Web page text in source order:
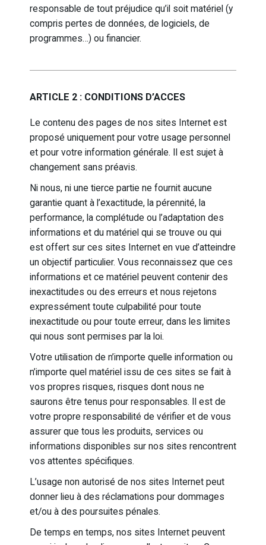
responsable de tout préjudice qu’il soit matériel (y
compris pertes de données, de logiciels, de
programmes…) ou financier.
ARTICLE 2 : CONDITIONS D’ACCES
Le contenu des pages de nos sites Internet est
proposé uniquement pour votre usage personnel
et pour votre information générale. Il est sujet à
changement sans préavis.
Ni nous, ni une tierce partie ne fournit aucune
garantie quant à l’exactitude, la pérennité, la
performance, la complétude ou l’adaptation des
informations et du matériel qui se trouve ou qui
est offert sur ces sites Internet en vue d’atteindre
un objectif particulier. Vous reconnaissez que ces
informations et ce matériel peuvent contenir des
inexactitudes ou des erreurs et nous rejetons
expressément toute culpabilité pour toute
inexactitude ou pour toute erreur, dans les limites
qui nous sont permises par la loi.
Votre utilisation de n’importe quelle information ou
n’importe quel matériel issu de ces sites se fait à
vos propres risques, risques dont nous ne
saurons être tenus pour responsables. Il est de
votre propre responsabilité de vérifier et de vous
assurer que tous les produits, services ou
informations disponibles sur nos sites rencontrent
vos attentes spécifiques.
L’usage non autorisé de nos sites Internet peut
donner lieu à des réclamations pour dommages
et/ou à des poursuites pénales.
De temps en temps, nos sites Internet peuvent